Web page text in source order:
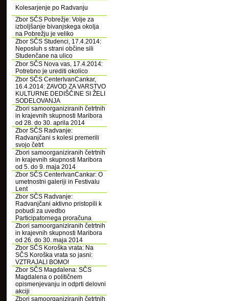
Kolesarjenje po Radvanju
Zbor SČS Pobrežje: Volje za
izboljšanje bivanjskega okolja
na Pobrežju je veliko
Zbor SČS Studenci, 17.4.2014:
Neposluh s strani občine sili
Studenčane na ulico
Zbor SČS Nova vas, 17.4.2014:
Potrebno je urediti okolico
Zbor SČS CenterIvanCankar,
16.4.2014: ZAVOD ZA VARSTVO
KULTURNE DEDIŠČINE SI ŽELI
SODELOVANJA
Zbori samoorganiziranih četrtnih
in krajevnih skupnosti Maribora
od 28. do 30. aprila 2014
Zbor SČS Radvanje:
Radvanjčani s kolesi premerili
svojo četrt
Zbori samoorganiziranih četrtnih
in krajevnih skupnosti Maribora
od 5. do 9. maja 2014
Zbor SČS CenterIvanCankar: O
umetnostni galeriji in Festivalu
Lent
Zbor SČS Radvanje:
Radvanjčani aktivno pristopili k
pobudi za uvedbo
Participatornega proračuna
Zbori samoorganiziranih četrtnih
in krajevnih skupnosti Maribora
od 26. do 30. maja 2014
Zbor SČS Koroška vrata: Na
SČS Koroška vrata so jasni:
VZTRAJALI BOMO!
Zbor SČS Magdalena: SČS
Magdalena o političnem
opismenjevanju in odprti delovni
akciji
Zbori samoorganiziranih četrtnih